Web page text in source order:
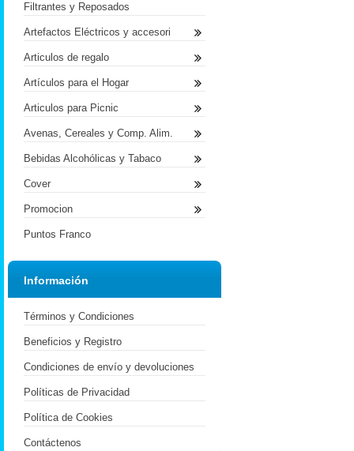
Filtrantes y Reposados
Artefactos Eléctricos y accesori
Articulos de regalo
Artículos para el Hogar
Articulos para Picnic
Avenas, Cereales y Comp. Alim.
Bebidas Alcohólicas y Tabaco
Cover
Promocion
Puntos Franco
Información
Términos y Condiciones
Beneficios y Registro
Condiciones de envío y devoluciones
Políticas de Privacidad
Política de Cookies
Contáctenos